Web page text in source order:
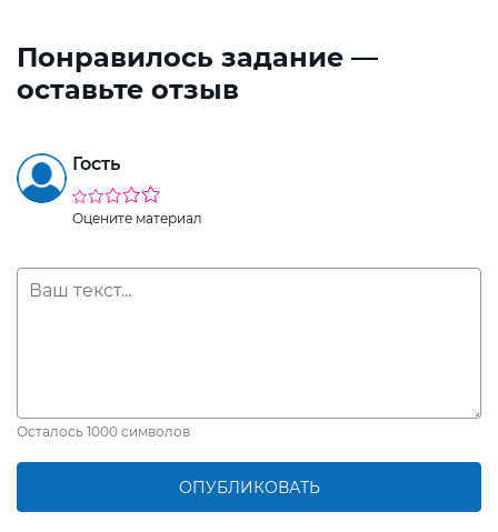
Понравилось задание —
оставьте отзыв
Гость
Оцените материал
Осталось 1000 символов
ОПУБЛИКОВАТЬ